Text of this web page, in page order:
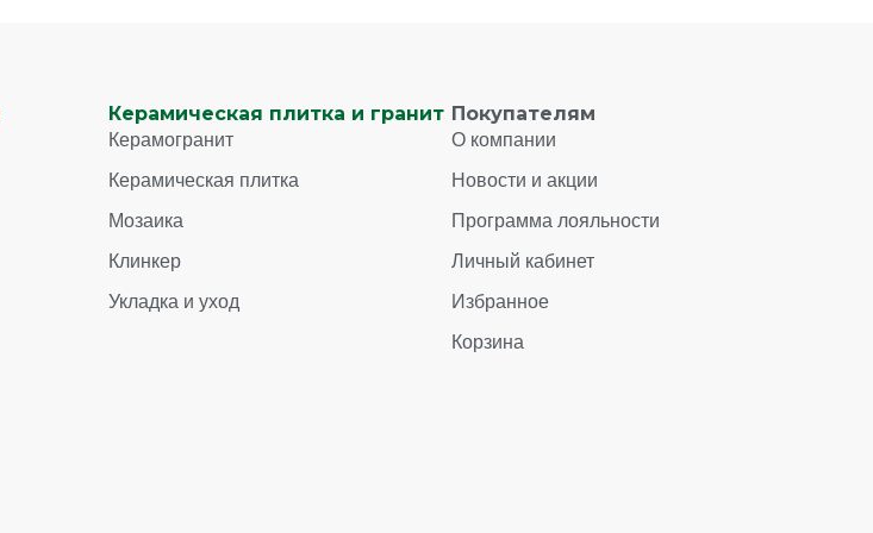
Керамическая плитка и гранит
Керамогранит
Керамическая плитка
Мозаика
Клинкер
Укладка и уход
Покупателям
О компании
Новости и акции
Программа лояльности
Личный кабинет
Избранное
Корзина